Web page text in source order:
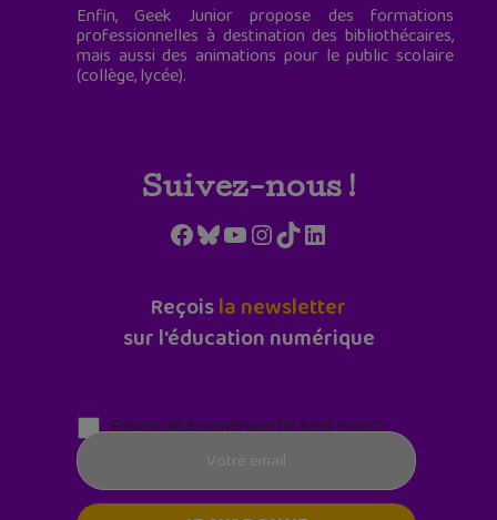
Enfin, Geek Junior propose des formations
professionnelles à destination des bibliothécaires,
mais aussi des animations pour le public scolaire
(collège, lycée).
Suivez-nous !
Facebook
Bluesky
YouTube
Instagram
TikTokLinkedIn
Reçoisla newsletter
sur l'éducation numérique
Parentalité numérique (le lundi matin)